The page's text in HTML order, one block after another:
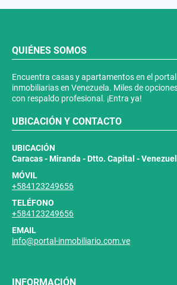
QUIÉNES SOMOS
Encuentra casas y apartamentos en el
inmobiliarias en Venezuela. Miles de
con respaldo profesional. ¡Entra ya!
UBICACIÓN Y CONTACTO
UBICACIÓN
Caracas - Miranda - Dtto. Capital -
MÓVIL
+584123249656
TELÉFONO
+584123249656
EMAIL
info@portal-inmobiliario.com.ve
INFORMACIÓN